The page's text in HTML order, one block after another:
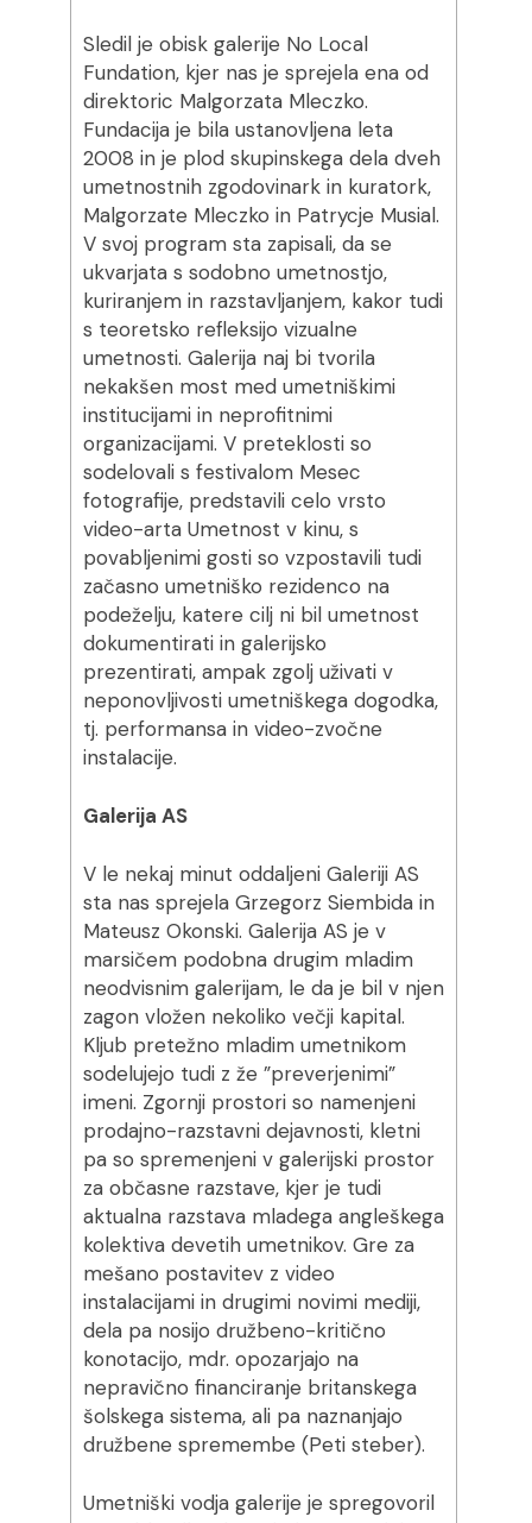
Sledil je obisk galerije No Local
Fundation, kjer nas je sprejela ena od
direktoric Malgorzata Mleczko.
Fundacija je bila ustanovljena leta
2008 in je plod skupinskega dela dveh
umetnostnih zgodovinark in kuratork,
Malgorzate Mleczko in Patrycje Musial.
V svoj program sta zapisali, da se
ukvarjata s sodobno umetnostjo,
kuriranjem in razstavljanjem, kakor tudi
s teoretsko refleksijo vizualne
umetnosti. Galerija naj bi tvorila
nekakšen most med umetniškimi
institucijami in neprofitnimi
organizacijami. V preteklosti so
sodelovali s festivalom Mesec
fotografije, predstavili celo vrsto
video-arta Umetnost v kinu, s
povabljenimi gosti so vzpostavili tudi
začasno umetniško rezidenco na
podeželju, katere cilj ni bil umetnost
dokumentirati in galerijsko
prezentirati, ampak zgolj uživati v
neponovljivosti umetniškega dogodka,
tj. performansa in video-zvočne
instalacije.
Galerija AS
V le nekaj minut oddaljeni Galeriji AS
sta nas sprejela Grzegorz Siembida in
Mateusz Okonski. Galerija AS je v
marsičem podobna drugim mladim
neodvisnim galerijam, le da je bil v njen
zagon vložen nekoliko večji kapital.
Kljub pretežno mladim umetnikom
sodelujejo tudi z že ”preverjenimi”
imeni. Zgornji prostori so namenjeni
prodajno-razstavni dejavnosti, kletni
pa so spremenjeni v galerijski prostor
za občasne razstave, kjer je tudi
aktualna razstava mladega angleškega
kolektiva devetih umetnikov. Gre za
mešano postavitev z video
instalacijami in drugimi novimi mediji,
dela pa nosijo družbeno-kritično
konotacijo, mdr. opozarjajo na
nepravično financiranje britanskega
šolskega sistema, ali pa naznanjajo
družbene spremembe (Peti steber).
Umetniški vodja galerije je spregovoril